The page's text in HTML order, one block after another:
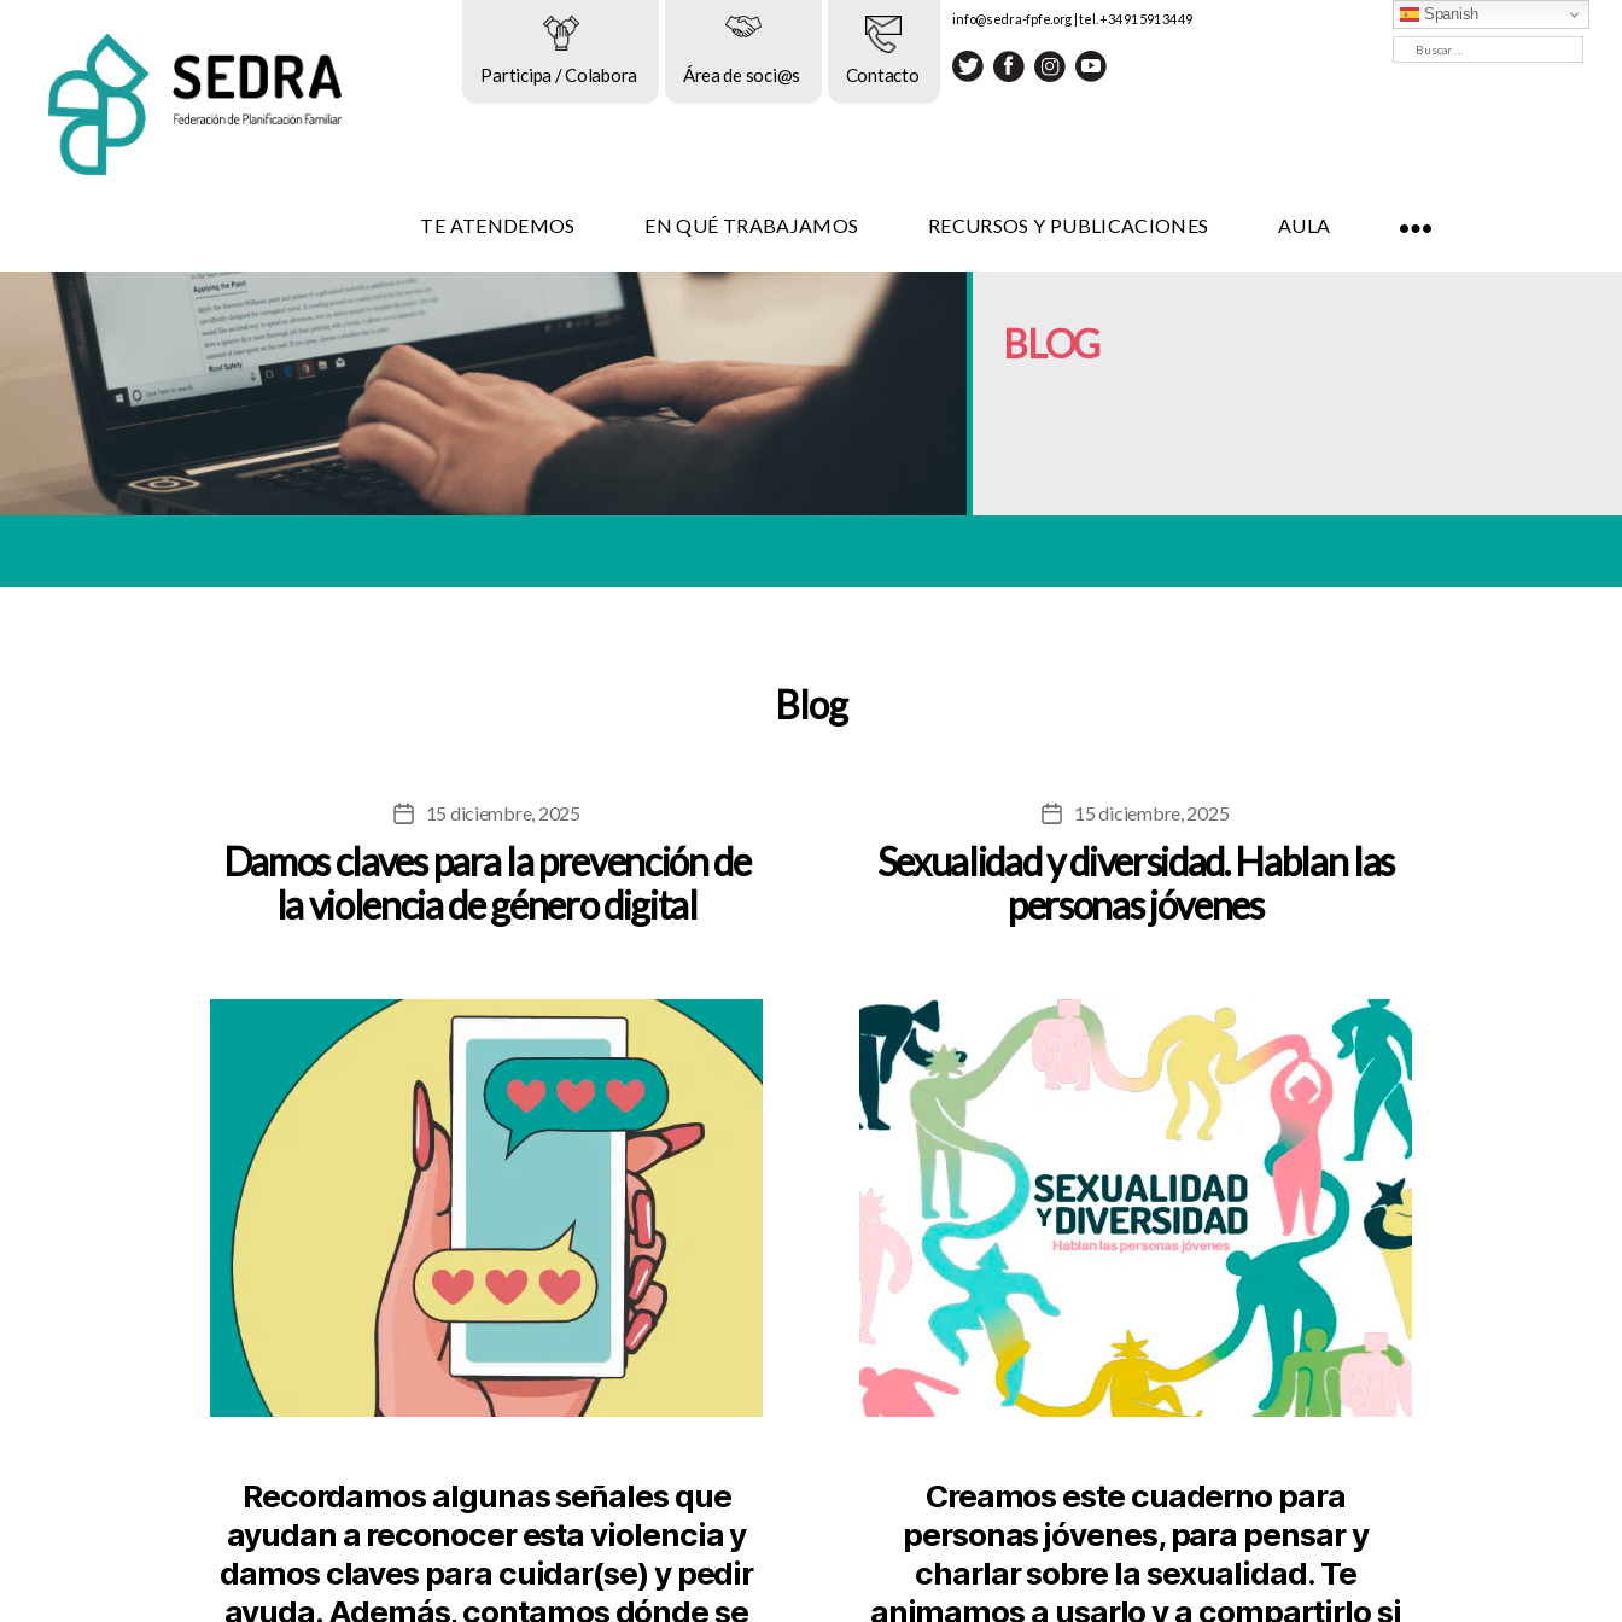
de
Planificación
Familiar
Participa / Colabora Área de soci@s Contacto
info@sedra-fpfe.org|tel. +34 91 591 34 49
TE ATENDEMOS EN QUÉ TRABAJAMOS RECURSOS Y PUBLICACIONES AULA
Buscar:
BLOG
Blog
Fecha
la
entrada
15 diciembre, 2025
Damos claves para la prevención de
la violencia de género digital
Recordamos algunas señales que
ayudan a reconocer esta violencia y
damos claves para cuidar(se) y pedir
ayuda. Además, contamos dónde se
Fecha
de
la
entrada
15 diciembre, 2025
Sexualidad y diversidad. Hablan las
personas jóvenes
Creamos este cuaderno para
personas jóvenes, para pensar y
charlar sobre la sexualidad. Te
animamos a usarlo y a compartirlo si
Spanish